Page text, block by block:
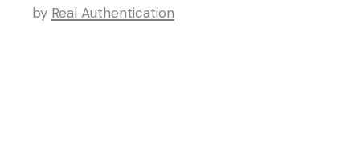
by Real Authentication